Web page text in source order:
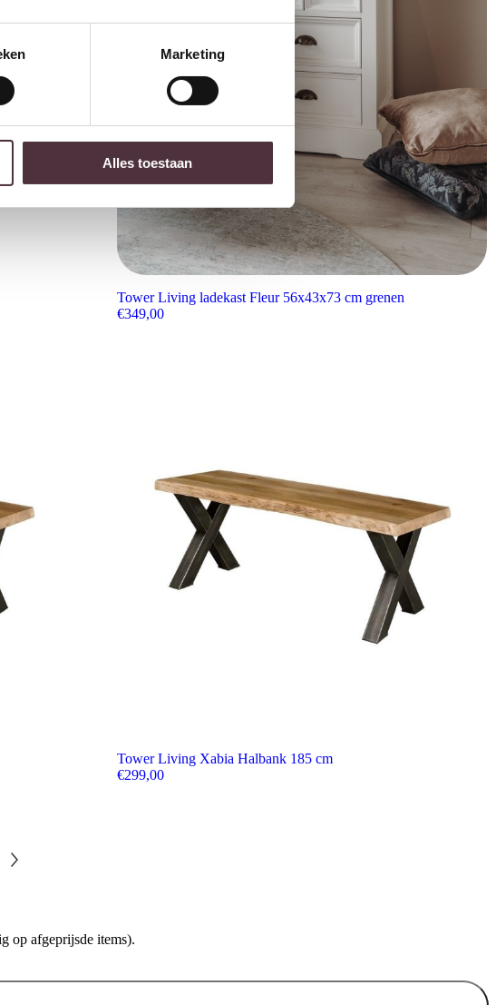
Marketing
Alles toestaan
Tower Living ladekast Fleur 56x43x73 cm grenen
€349,00
Tower Living Xabia Halbank 185 cm
€299,00
op afgeprijsde items).